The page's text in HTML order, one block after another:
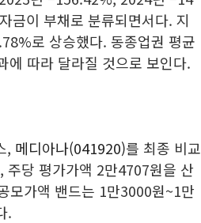
금이 부채로 분류되면서다. 지
로 상승했다. 동종업권 평균
에 따라 달라질 것으로 보인다.
, 메디아나(041920)를 최종 비교
주당 평가가액 2만4707원을 산
모가액 밴드는 1만3000원~1만
.